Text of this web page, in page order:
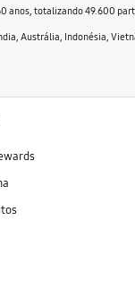
anos, totalizando 49.600
Austrália, Indonésia,